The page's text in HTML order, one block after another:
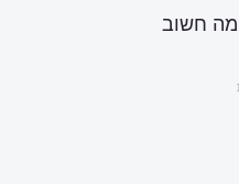
חשוב